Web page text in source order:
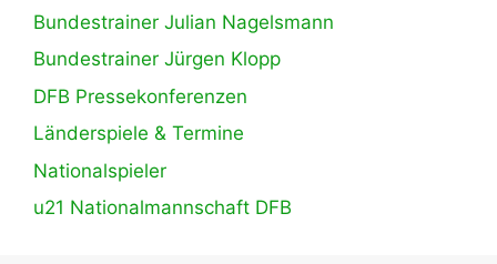
Bundestrainer Julian Nagelsmann
Bundestrainer Jürgen Klopp
DFB Pressekonferenzen
Länderspiele & Termine
Nationalspieler
u21 Nationalmannschaft DFB